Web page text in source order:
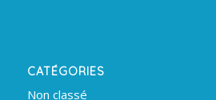
CATÉGORIES
Non classé